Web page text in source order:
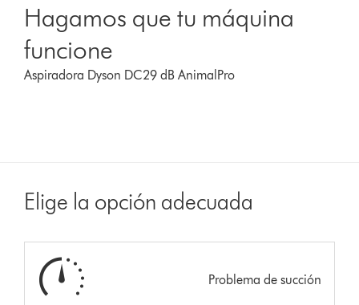
Hagamos que tu máquina
funcione
Aspiradora Dyson DC29 dB AnimalPro
Elige la opción adecuada
Problema de succión